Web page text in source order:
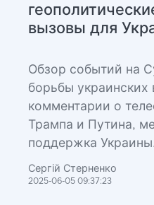
вызовы для
Обзор событий на
борьбы украинских
комментарии о
Трампа и Путина,
поддержка Украины.
Сергій Стерненко
2025-06-05 09:37:23